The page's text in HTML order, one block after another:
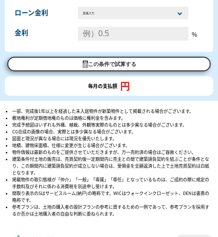
ローン金利
金利 %
この条件で試算する
毎月の支払額 円
一部、完成後1年以上を経過した未入居物件が新築物件として掲載される場合がございます。
敷地権利が定期借地権のものは価格に権利金を含みます。
完成予想図はいずれも外構、植栽、外観等実際のものとは多少異なる場合がございます。
CG合成の画像の場合、実際とは多少異なる場合がございます。
図面と現況が異なる場合には現況を優先いたします。
地積、建物床面積、仕様に変更が生じる場合がございます。
物件情報は最新のものをご提供させていただきますが、万一売約済の場合はご容赦ください。
建築条件付土地の販売は、売買契約後一定期間内に売主との間で建築請負契約を結ぶことが条件とな
り、この期間内に建築請負契約が成立しない場合は、受領金を全額返済した上で土地売買契約は白紙
となります。
掲載物件の取引態様が「仲介」「一般」「専属」「専任」となっているものは、ご成約の際に規定の
手数料及びそれに係わる消費税を別途申し受けます。
間取り表示のSはサービスルーム(納戸)の略称です。WICはウォークインクローゼット、DENは書斎の
略称です。
参考プランは、土地の購入者の設計プランの参考に資するための一例であって、参考プランを採用す
るか否かは土地購入者の自由な判断に委ねられます。